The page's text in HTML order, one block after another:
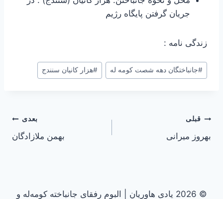
جریان گرفتن پایگاه رژیم
زندگی نامه :
#جانباختگان دهه شصت کومه له #هزار کانیان سنندج
راهبری
نوشته
قبلی
بهروز میرانی
بعدی
بهمن ملازادگان
© 2026 یادی هاوریان | البوم رفقای جانباخته کومه‌له و